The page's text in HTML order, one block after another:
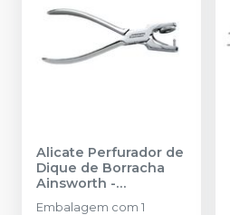
Alicate Perfurador de
Dique de Borracha
Ainsworth -
GOLGRAN
Embalagem com 1